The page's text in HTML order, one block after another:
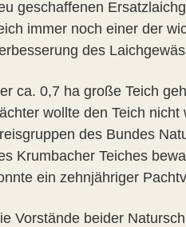
geschaffenen
immer noch einer der
des
ca. 0,7 ha große Teich
wollte den Teich
des Bundes
Krumbacher Teiches
ein zehnjähriger
Vorstände beider